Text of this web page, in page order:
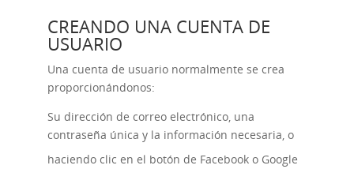
CREANDO UNA CUENTA DE
USUARIO
Una cuenta de usuario normalmente se crea
proporcionándonos:
Su dirección de correo electrónico, una
contraseña única y la información necesaria, o
haciendo clic en el botón de Facebook o Google